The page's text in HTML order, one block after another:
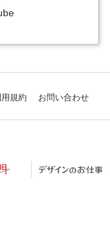
規約 お問い合わせ